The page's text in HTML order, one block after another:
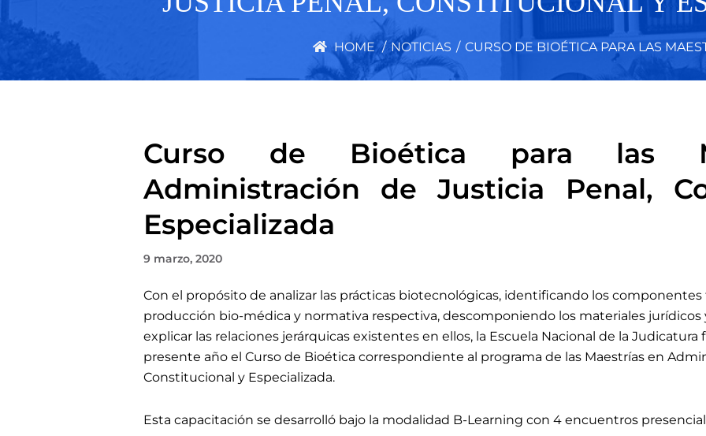
HOME / NOTICIAS / CURSO DE BIOÉTICA PARA LAS
Curso de Bioética para las
Administración de Justicia Penal,
Especializada
9 marzo, 2020
Con el propósito de analizar las prácticas biotecnológicas, identificando los
producción bio-médica y normativa respectiva, descomponiendo los materiales jurídicos
explicar las relaciones jerárquicas existentes en ellos, la Escuela Nacional de la Judicatura
presente año el Curso de Bioética correspondiente al programa de las Maestrías en
Constitucional y Especializada.
Esta capacitación se desarrolló bajo la modalidad B-Learning con 4 encuentros